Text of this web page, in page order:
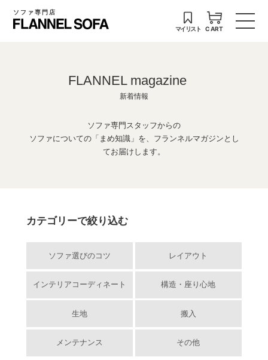
ソファ専門店
マイリスト CART
FLANNEL magazine
新着情報
ソファ専門スタッフからの
ソファについての「まめ知識」を、フランネルマガジンとし
てお届けします。
カテゴリーで絞り込む
ソファ選びのコツ レイアウト
インテリアコーディネート 構造・座り心地
生地 搬入
メンテナンス その他